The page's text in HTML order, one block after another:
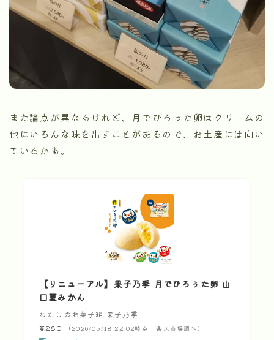
また論点が異なるけれど、月でひろった卵はクリームの
他にいろんな味を出すことがあるので、お土産には向い
ているかも。
【リニューアル】果子乃季 月でひろぅた卵 山
口夏みかん
わたしのお菓子箱 果子乃季
¥280
（2026/05/18 22:02時点 | 楽天市場調べ）